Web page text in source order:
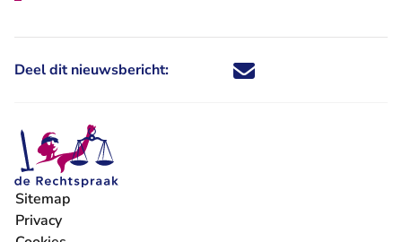
Deel dit nieuwsbericht: Deel dit nieuwsbericht via X -
Deel dit nieuwsbericht via
Deel dit nieuwsbericht
Deel dit
Sitemap
Privacy